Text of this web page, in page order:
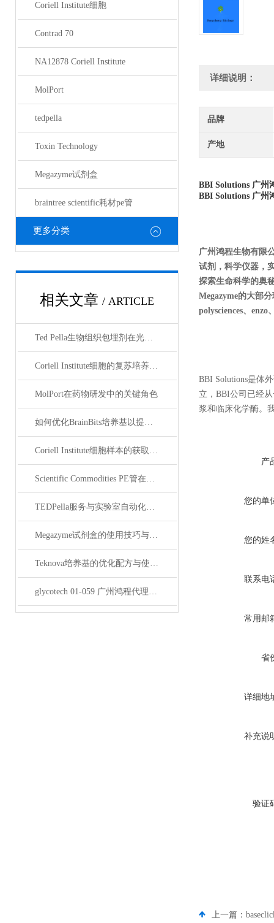
Coriell Institute细胞
Contrad 70
NA12878 Coriell Institute
MolPort
tedpella
Toxin Technology
Megazyme试剂盒
braintree scientific耗材pe管
更多分类
相关文章 / ARTICLE
Ted Pella生物组织包埋剂在光镜与电镜联用技术中的应用
Coriell Institute细胞的复苏培养与质量控制规范
MolPort在药物研发中的关键角色
如何优化BrainBits培养基以提高实验效果？
Coriell Institute细胞样本的获取与应用指南
Scientific Commodities PE管在环保实验中的作用
TEDPella服务与实验室自动化设备的整合
Megazyme试剂盒的使用技巧与实验优化方法
Teknova培养基的优化配方与使用技巧
glycotech 01-059 广州鸿程代理：开启糖生物学研究新征程
详细说明：
品牌
产地
BBI Solutions 广州
BBI Solutions 广州
广州鸿程生物有限
试剂，科学仪器，
探索生命科学的奥
Megazyme的大部
polysciences、enzo
BBI Solutions是体
立，BBI公司已经
浆和临床化学酶。
产
您的单
您的姓
联系电
常用邮
省
详细地
补充说
验证
上一篇：